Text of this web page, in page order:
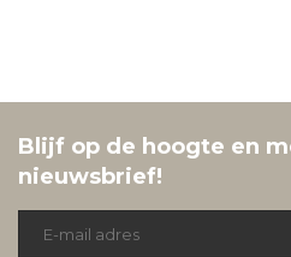
Blijf op de hoogte en
nieuwsbrief!